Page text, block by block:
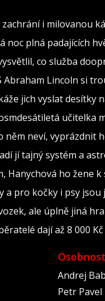
i milovanou
noc plná padajících
co služba
Abraham Lincoln si
jich vyslat desítky
učitelka
neví, vyprázdnit
jí tajný systém a
Hanychová ho žene k
a pro kočky i psy jsou
ale úplně jiná
dají až 8 000 Kč
Andrej
Petr Pavel